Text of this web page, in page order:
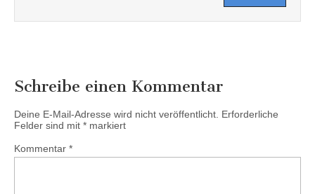
Schreibe einen Kommentar
Deine E-Mail-Adresse wird nicht veröffentlicht. Erforderliche
Felder sind mit * markiert
Kommentar *